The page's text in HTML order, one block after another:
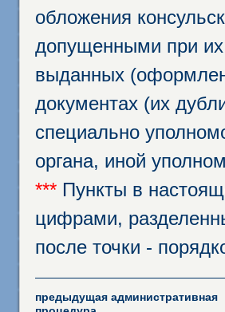
обложения
допущенными при
выданных
документах (их
специально
органа, иной
*** Пункты в
цифрами,
после точки -
предыдущая административная